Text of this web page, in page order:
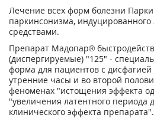
Лечение всех форм болезни
паркинсонизма,
средствами.
Препарат Мадопар®
(диспергируемые) "125" -
форма для пациентов с
утренние часы и во второй
феноменах "истощения эффекта
"увеличения латентного периода
клинического эффекта препарата".